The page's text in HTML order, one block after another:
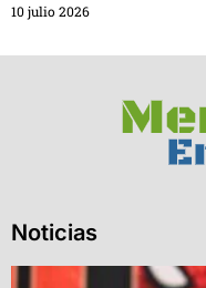
10 julio 2026
Noticias